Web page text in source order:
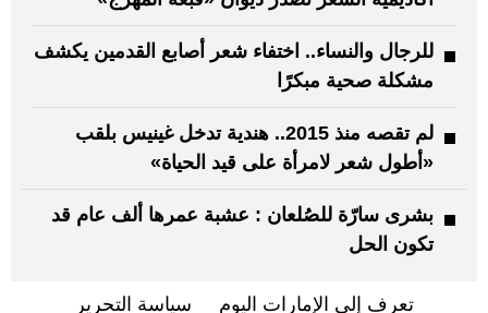
للرجال والنساء.. اختفاء شعر أصابع القدمين يكشف
مشكلة صحية مبكرًا
لم تقصه منذ 2015.. هندية تدخل غينيس بلقب
«أطول شعر لامرأة على قيد الحياة»
بشرى سارّة للصُلعان : عشبة عمرها ألف عام قد
تكون الحل
تعرف إلى الإمارات اليوم سياسة التحرير